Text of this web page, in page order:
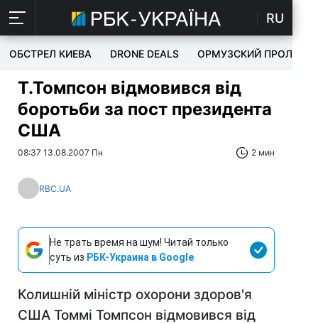
RU
ОБСТРЕЛ КИЕВА DRONE DEALS ОРМУЗСКИЙ ПРОЛИВ
Т.Томпсон відмовився від
боротьби за пост президента
США
08:37 13.08.2007 Пн 2 мин
RBC.UA
Не трать время на шум! Читай только
суть из РБК-Украина в Google
Колишній міністр охорони здоров'я
США Томмі Томпсон відмовився від